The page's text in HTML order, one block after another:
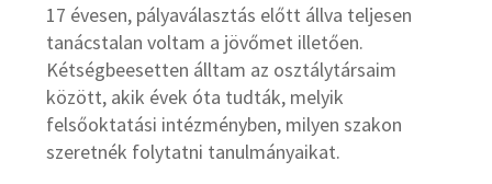
17 évesen, pályaválasztás előtt állva teljesen
tanácstalan voltam a jövőmet illetően.
Kétségbeesetten álltam az osztálytársaim
között, akik évek óta tudták, melyik
felsőoktatási intézményben, milyen szakon
szeretnék folytatni tanulmányaikat.